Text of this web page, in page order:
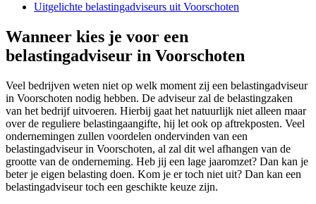
Uitgelichte belastingadviseurs uit Voorschoten
Wanneer kies je voor een
belastingadviseur in Voorschoten
Veel bedrijven weten niet op welk moment zij een belastingadviseur
in Voorschoten nodig hebben. De adviseur zal de belastingzaken
van het bedrijf uitvoeren. Hierbij gaat het natuurlijk niet alleen maar
over de reguliere belastingaangifte, hij let ook op aftrekposten. Veel
ondernemingen zullen voordelen ondervinden van een
belastingadviseur in Voorschoten, al zal dit wel afhangen van de
grootte van de onderneming. Heb jij een lage jaaromzet? Dan kan je
beter je eigen belasting doen. Kom je er toch niet uit? Dan kan een
belastingadviseur toch een geschikte keuze zijn.